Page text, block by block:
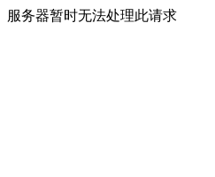
服务器暂时无法处理此请求